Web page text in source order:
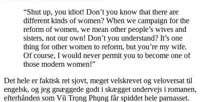
“Shut up, you idiot! Don’t you know that there are
different kinds of women? When we campaign for the
reform of women, we mean other people’s wives and
sisters, not our own! Don’t you understand? It’s one
thing for other women to reform, but you’re my wife.
Of course, I would never permit you to become one of
those modern women!”
Det hele er faktisk ret sjovt, meget velskrevet og veloversat til
engelsk, og jeg gnæggede godt i skægget undervejs i romanen,
efterhånden som Vũ Trọng Phụng får spiddet hele parnasset.